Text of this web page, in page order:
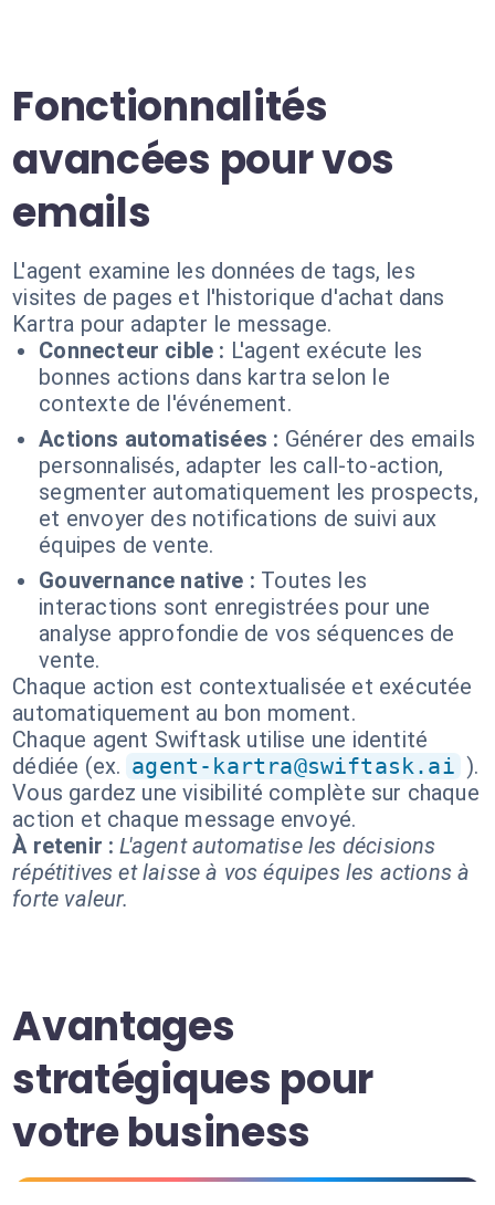
Fonctionnalités
avancées pour vos
emails
L'agent examine les données de tags, les
visites de pages et l'historique d'achat dans
Kartra pour adapter le message.
Connecteur cible : L'agent exécute les
bonnes actions dans kartra selon le
contexte de l'événement.
Actions automatisées : Générer des emails
personnalisés, adapter les call-to-action,
segmenter automatiquement les prospects,
et envoyer des notifications de suivi aux
équipes de vente.
Gouvernance native : Toutes les
interactions sont enregistrées pour une
analyse approfondie de vos séquences de
vente.
Chaque action est contextualisée et exécutée
automatiquement au bon moment.
Chaque agent Swiftask utilise une identité
dédiée (ex. agent-kartra@swiftask.ai ).
Vous gardez une visibilité complète sur chaque
action et chaque message envoyé.
À retenir : L'agent automatise les décisions
répétitives et laisse à vos équipes les actions à
forte valeur.
Avantages
stratégiques pour
votre business